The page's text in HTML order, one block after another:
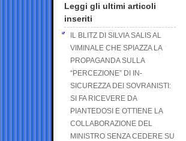
Leggi gli ultimi articoli
inseriti
IL BLITZ DI SILVIA SALIS AL
VIMINALE CHE SPIAZZA LA
PROPAGANDA SULLA
“PERCEZIONE” DI IN-
SICUREZZA DEI SOVRANISTI:
SI FA RICEVERE DA
PIANTEDOSI E OTTIENE LA
COLLABORAZIONE DEL
MINISTRO SENZA CEDERE SU